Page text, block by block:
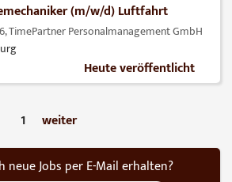
(m/w/d) Luftfahrt
TimePartner Personalmanagement GmbH
Heute veröffentlicht
1 weiter
neue Jobs per E-Mail erhalten?